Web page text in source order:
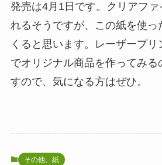
発売は4月1日です。クリアファ
れるそうですが、この紙を使っ
くると思います。レーザープ
でオリジナル商品を作ってみる
すので、気になる方はぜひ。
その他、紙